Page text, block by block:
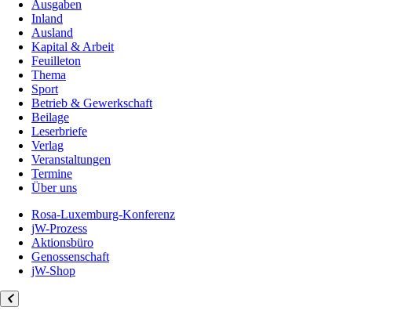
Ausgaben
Inland
Ausland
Kapital & Arbeit
Feuilleton
Thema
Sport
Betrieb & Gewerkschaft
Beilage
Leserbriefe
Verlag
Veranstaltungen
Termine
Über uns
Rosa-Luxemburg-Konferenz
jW-Prozess
Aktionsbüro
Genossenschaft
jW-Shop